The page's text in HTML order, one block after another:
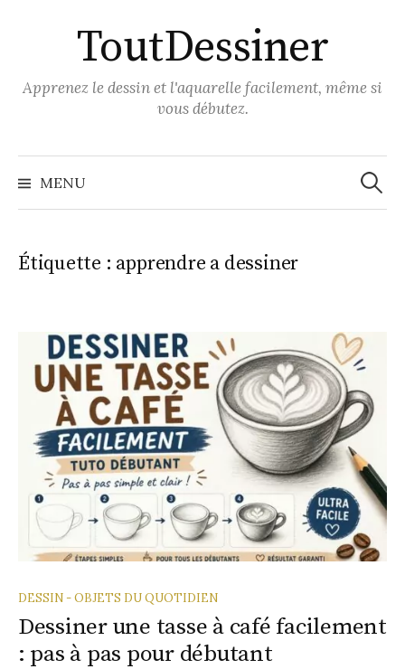
ToutDessiner
Apprenez le dessin et l'aquarelle facilement, même si
vous débutez.
MENU
Étiquette : apprendre a dessiner
DESSIN - OBJETS DU QUOTIDIEN
Dessiner une tasse à café facilement
: pas à pas pour débutant